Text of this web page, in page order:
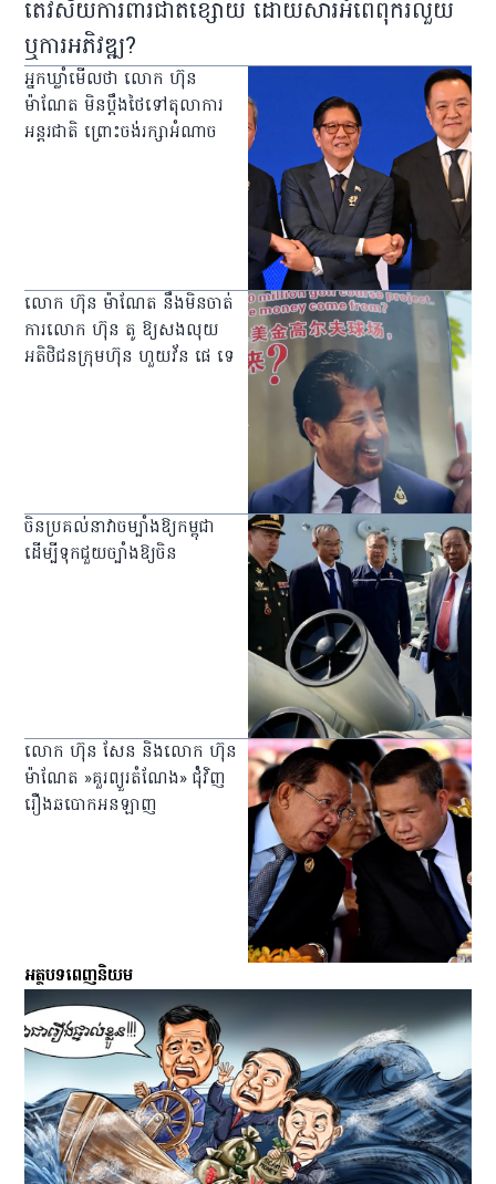
តើវិស័យការពារជាតិខ្សោយ ដោយសារអំពើពុករលួយ
ឬការអភិវឌ្ឍ?
អ្នកឃ្លាំមើលថា លោក ហ៊ុន
ម៉ាណែត មិនប្ដឹងថៃទៅតុលាការ
អន្តរជាតិ ព្រោះចង់រក្សាអំណាច
លោក ហ៊ុន ម៉ាណែត នឹងមិនចាត់
ការលោក ហ៊ុន តូ ឱ្យសងលុយ
អតិថិជនក្រុមហ៊ុន ហួយវ័ន ផេ ទេ
ចិនប្រគល់នាវាចម្បាំងឱ្យកម្ពុជា
ដើម្បីទុកជួយច្បាំងឱ្យចិន
លោក ហ៊ុន សែន និងលោក ហ៊ុន
ម៉ាណែត »គួរព្យួរតំណែង» ជំុំវិញ
រឿងឆបោកអនឡាញ
អត្ថបទពេញនិយម